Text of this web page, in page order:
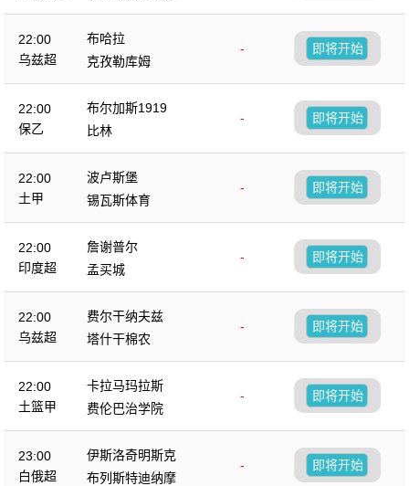
22:00
乌兹超
布哈拉
-
克孜勒库姆
即将开始
22:00
保乙
布尔加斯1919
-
比林
即将开始
22:00
土甲
波卢斯堡
-
锡瓦斯体育
即将开始
22:00
印度超
詹谢普尔
-
孟买城
即将开始
22:00
乌兹超
费尔干纳夫兹
-
塔什干棉农
即将开始
22:00
土篮甲
卡拉马玛拉斯
-
费伦巴治学院
即将开始
23:00
白俄超
伊斯洛奇明斯克
-
布列斯特迪纳摩
即将开始